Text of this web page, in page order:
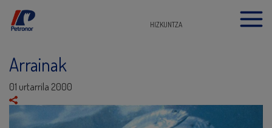
HIZKUNTZA
Arrainak
01 urtarrila 2000